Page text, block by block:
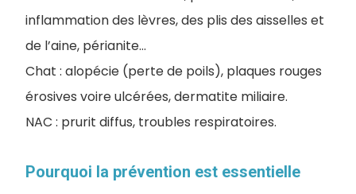
inflammation des lèvres, des plis des aisselles et
de l’aine, périanite…
Chat : alopécie (perte de poils), plaques rouges
érosives voire ulcérées, dermatite miliaire.
NAC : prurit diffus, troubles respiratoires.
Pourquoi la prévention est essentielle